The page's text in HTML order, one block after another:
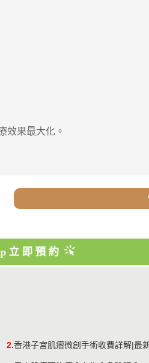
效果最大化。
即預約
2.香港子宮肌瘤微創手術收費詳解|最